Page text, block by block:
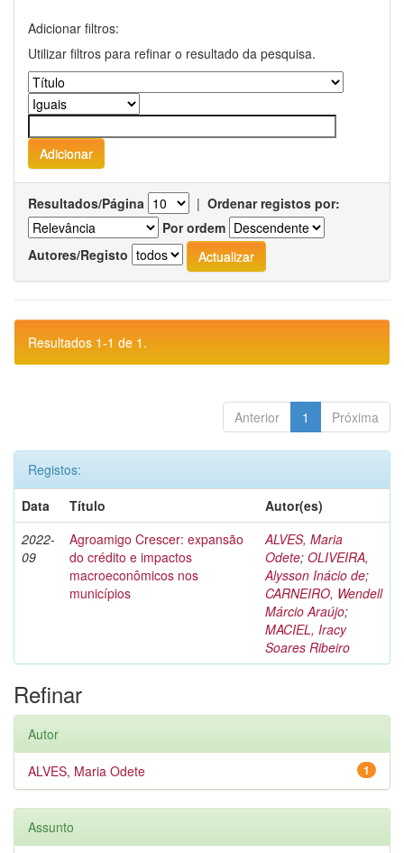
Adicionar filtros:
Utilizar filtros para refinar o resultado da pesquisa.
Resultados/Página | Ordenar registos por:
Por ordem
Autores/Registo
Resultados 1-1 de 1.
Anterior 1 Próxima
Registos:
Data
Título
Autor(es)
2022-
09
Agroamigo Crescer: expansão
do crédito e impactos
macroeconômicos nos
municípios
ALVES, Maria
Odete; OLIVEIRA,
Alysson Inácio de;
CARNEIRO, Wendell
Márcio Araújo;
MACIEL, Iracy
Soares Ribeiro
Refinar
Autor
1
ALVES, Maria Odete
Assunto